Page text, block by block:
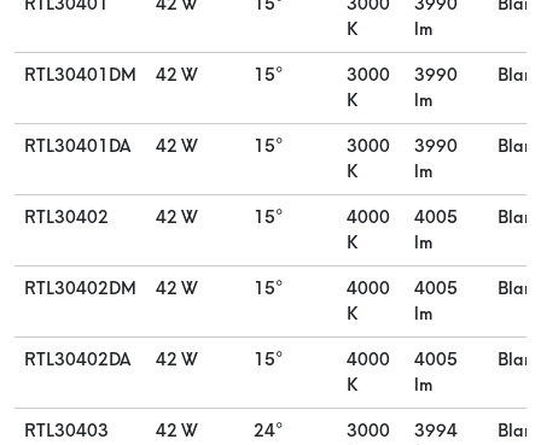
RTL30401 42 W 15°
3000
K
3990
lm
RTL30401DM 42 W 15°
3000
K
3990
lm
RTL30401DA 42 W 15°
3000
K
3990
lm
RTL30402 42 W 15°
4000
K
4005
lm
RTL30402DM 42 W 15°
4000
K
4005
lm
RTL30402DA 42 W 15°
4000
K
4005
lm
RTL30403 42 W 24°
3000
3994